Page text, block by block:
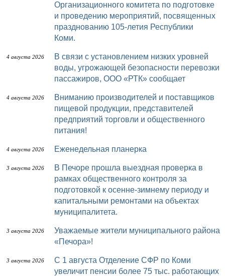
Организационного комитета по подготовке
и проведению мероприятий, посвященных
празднованию 105-летия Республики
Коми.
4 августа 2026
В связи с установлением низких уровней
воды, угрожающей безопасности перевозки
пассажиров, ООО «РТК» сообщает
4 августа 2026
Вниманию производителей и поставщиков
пищевой продукции, представителей
предприятий торговли и общественного
питания!
4 августа 2026 Еженедельная планерка
3 августа 2026
В Печоре прошла выездная проверка в
рамках общественного контроля за
подготовкой к осенне-зимнему периоду и
капитальными ремонтами на объектах
муниципалитета.
3 августа 2026
Уважаемые жители муниципального района
«Печора»!
3 августа 2026
С 1 августа Отделение СФР по Коми
увеличит пенсии более 75 тыс. работающих